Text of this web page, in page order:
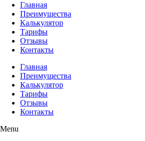
Главная
Преимущества
Калькулятор
Тарифы
Отзывы
Контакты
Главная
Преимущества
Калькулятор
Тарифы
Отзывы
Контакты
Menu